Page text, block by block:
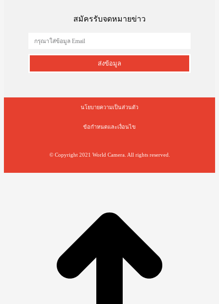
สมัครรับจดหมายข่าว
ส่งข้อมูล
© Copyright 2021 World Camera. All rights reserved.
นโยบายความเป็นส่วนตัว
ข้อกำหนดและเงื่อนไข